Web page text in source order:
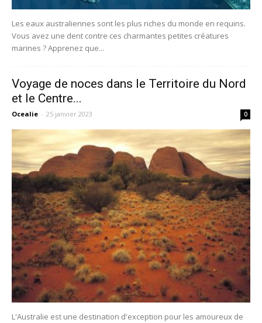
Les eaux australiennes sont les plus riches du monde en requins.
Vous avez une dent contre ces charmantes petites créatures
marines ? Apprenez que...
Voyage de noces dans le Territoire du Nord
et le Centre...
Ocealie - 25 janvier 2023 0
L'Australie est une destination d'exception pour les amoureux de